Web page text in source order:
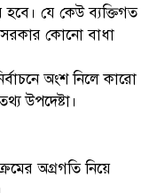
হবে। যে কেউ ব্যক্তিগত
সরকার কোনো বাধা
অংশ নিলে কারো
উপদেষ্টা।
অগ্রগতি নিয়ে